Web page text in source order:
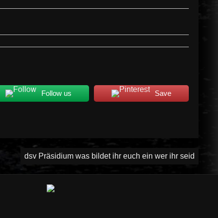
Follow us Save
dsv Präsidium was bildet ihr euch ein wer ihr seid